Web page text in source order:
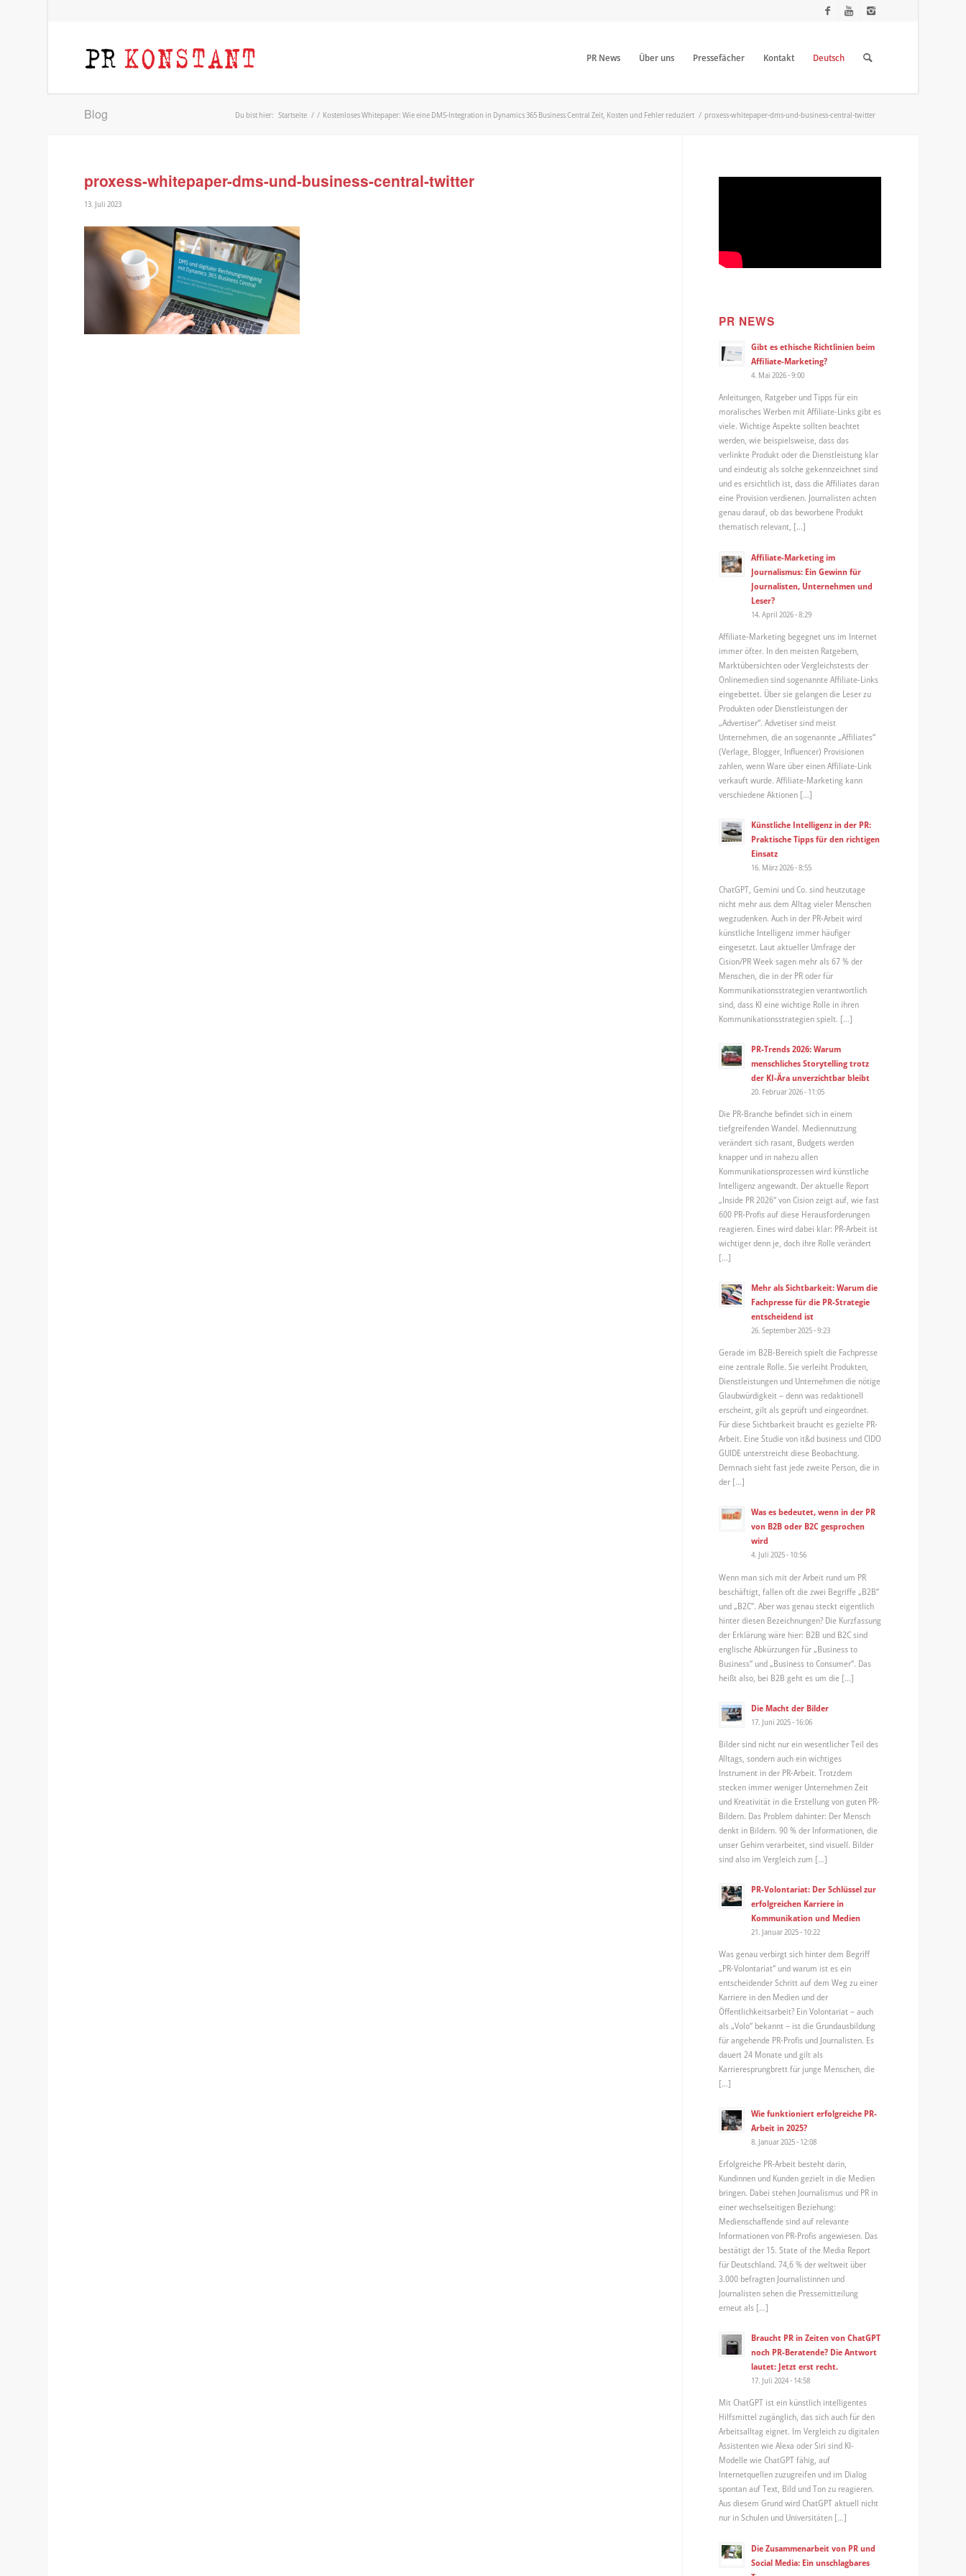
PR News Über uns Pressefächer Kontakt Deutsch
Blog Du bist hier: Startseite / / Kostenloses Whitepaper: Wie eine DMS-Integration in Dynamics 365 Business Central Zeit, Kosten und Fehler reduziert / proxess-whitepaper-dms-und-business-central-twitter
proxess-whitepaper-dms-und-business-central-twitter
13. Juli 2023
PR NEWS
Gibt es ethische Richtlinien beim
Affiliate-Marketing?
4. Mai 2026 - 9:00
Anleitungen, Ratgeber und Tipps für ein
moralisches Werben mit Affiliate-Links gibt es
viele. Wichtige Aspekte sollten beachtet
werden, wie beispielsweise, dass das
verlinkte Produkt oder die Dienstleistung klar
und eindeutig als solche gekennzeichnet sind
und es ersichtlich ist, dass die Affiliates daran
eine Provision verdienen. Journalisten achten
genau darauf, ob das beworbene Produkt
thematisch relevant, […]
Affiliate-Marketing im
Journalismus: Ein Gewinn für
Journalisten, Unternehmen und
Leser?
14. April 2026 - 8:29
Affiliate-Marketing begegnet uns im Internet
immer öfter. In den meisten Ratgebern,
Marktübersichten oder Vergleichstests der
Onlinemedien sind sogenannte Affiliate-Links
eingebettet. Über sie gelangen die Leser zu
Produkten oder Dienstleistungen der
„Advertiser“. Advetiser sind meist
Unternehmen, die an sogenannte „Affiliates“
(Verlage, Blogger, Influencer) Provisionen
zahlen, wenn Ware über einen Affiliate-Link
verkauft wurde. Affiliate-Marketing kann
verschiedene Aktionen […]
Künstliche Intelligenz in der PR:
Praktische Tipps für den richtigen
Einsatz
16. März 2026 - 8:55
ChatGPT, Gemini und Co. sind heutzutage
nicht mehr aus dem Alltag vieler Menschen
wegzudenken. Auch in der PR-Arbeit wird
künstliche Intelligenz immer häufiger
eingesetzt. Laut aktueller Umfrage der
Cision/PR Week sagen mehr als 67 % der
Menschen, die in der PR oder für
Kommunikationsstrategien verantwortlich
sind, dass KI eine wichtige Rolle in ihren
Kommunikationsstrategien spielt. […]
PR-Trends 2026: Warum
menschliches Storytelling trotz
der KI-Ära unverzichtbar bleibt
20. Februar 2026 - 11:05
Die PR-Branche befindet sich in einem
tiefgreifenden Wandel. Mediennutzung
verändert sich rasant, Budgets werden
knapper und in nahezu allen
Kommunikationsprozessen wird künstliche
Intelligenz angewandt. Der aktuelle Report
„Inside PR 2026“ von Cision zeigt auf, wie fast
600 PR-Profis auf diese Herausforderungen
reagieren. Eines wird dabei klar: PR-Arbeit ist
wichtiger denn je, doch ihre Rolle verändert
[…]
Mehr als Sichtbarkeit: Warum die
Fachpresse für die PR-Strategie
entscheidend ist
26. September 2025 - 9:23
Gerade im B2B-Bereich spielt die Fachpresse
eine zentrale Rolle. Sie verleiht Produkten,
Dienstleistungen und Unternehmen die nötige
Glaubwürdigkeit – denn was redaktionell
erscheint, gilt als geprüft und eingeordnet.
Für diese Sichtbarkeit braucht es gezielte PR-
Arbeit. Eine Studie von it&d business und CIDO
GUIDE unterstreicht diese Beobachtung.
Demnach sieht fast jede zweite Person, die in
der […]
Was es bedeutet, wenn in der PR
von B2B oder B2C gesprochen
wird
4. Juli 2025 - 10:56
Wenn man sich mit der Arbeit rund um PR
beschäftigt, fallen oft die zwei Begriffe „B2B“
und „B2C“. Aber was genau steckt eigentlich
hinter diesen Bezeichnungen? Die Kurzfassung
der Erklärung wäre hier: B2B und B2C sind
englische Abkürzungen für „Business to
Business“ und „Business to Consumer“. Das
heißt also, bei B2B geht es um die […]
Die Macht der Bilder
17. Juni 2025 - 16:06
Bilder sind nicht nur ein wesentlicher Teil des
Alltags, sondern auch ein wichtiges
Instrument in der PR-Arbeit. Trotzdem
stecken immer weniger Unternehmen Zeit
und Kreativität in die Erstellung von guten PR-
Bildern. Das Problem dahinter: Der Mensch
denkt in Bildern. 90 % der Informationen, die
unser Gehirn verarbeitet, sind visuell. Bilder
sind also im Vergleich zum […]
PR-Volontariat: Der Schlüssel zur
erfolgreichen Karriere in
Kommunikation und Medien
21. Januar 2025 - 10:22
Was genau verbirgt sich hinter dem Begriff
„PR-Volontariat“ und warum ist es ein
entscheidender Schritt auf dem Weg zu einer
Karriere in den Medien und der
Öffentlichkeitsarbeit? Ein Volontariat – auch
als „Volo“ bekannt – ist die Grundausbildung
für angehende PR-Profis und Journalisten. Es
dauert 24 Monate und gilt als
Karrieresprungbrett für junge Menschen, die
[…]
Wie funktioniert erfolgreiche PR-
Arbeit in 2025?
8. Januar 2025 - 12:08
Erfolgreiche PR-Arbeit besteht darin,
Kundinnen und Kunden gezielt in die Medien
bringen. Dabei stehen Journalismus und PR in
einer wechselseitigen Beziehung:
Medienschaffende sind auf relevante
Informationen von PR-Profis angewiesen. Das
bestätigt der 15. State of the Media Report
für Deutschland. 74,6 % der weltweit über
3.000 befragten Journalistinnen und
Journalisten sehen die Pressemitteilung
erneut als […]
Braucht PR in Zeiten von ChatGPT
noch PR-Beratende? Die Antwort
lautet: Jetzt erst recht.
17. Juli 2024 - 14:58
Mit ChatGPT ist ein künstlich intelligentes
Hilfsmittel zugänglich, das sich auch für den
Arbeitsalltag eignet. Im Vergleich zu digitalen
Assistenten wie Alexa oder Siri sind KI-
Modelle wie ChatGPT fähig, auf
Internetquellen zuzugreifen und im Dialog
spontan auf Text, Bild und Ton zu reagieren.
Aus diesem Grund wird ChatGPT aktuell nicht
nur in Schulen und Universitäten […]
Die Zusammenarbeit von PR und
Social Media: Ein unschlagbares